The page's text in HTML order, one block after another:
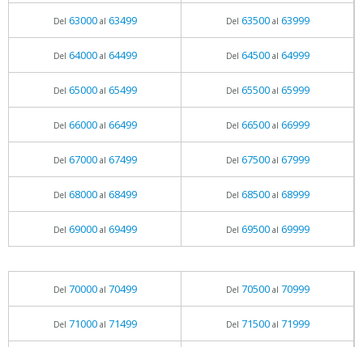
Del 63000al 63499 Del 63500al 63999
Del 64000al 64499 Del 64500al 64999
Del 65000al 65499 Del 65500al 65999
Del 66000al 66499 Del 66500al 66999
Del 67000al 67499 Del 67500al 67999
Del 68000al 68499 Del 68500al 68999
Del 69000al 69499 Del 69500al 69999
Del 70000al 70499 Del 70500al 70999
Del 71000al 71499 Del 71500al 71999